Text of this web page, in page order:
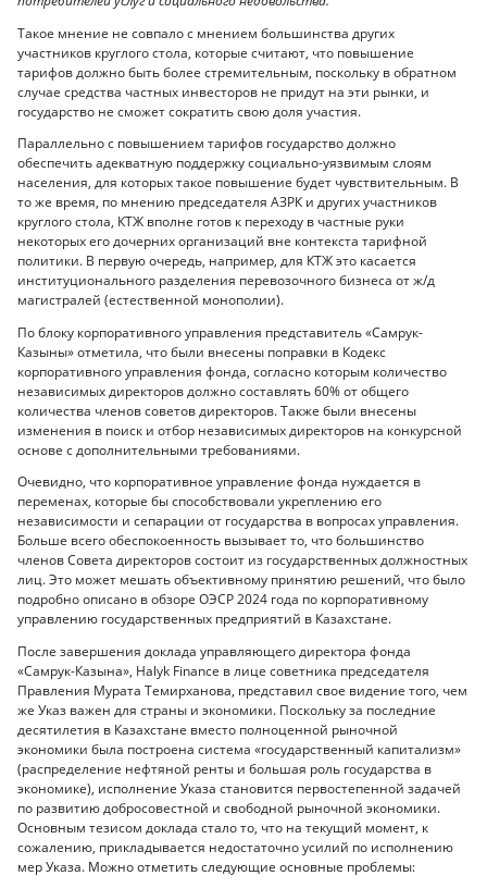
Такое мнение не совпало с мнением большинства других
участников круглого стола, которые считают, что повышение
тарифов должно быть более стремительным, поскольку в обратном
случае средства частных инвесторов не придут на эти рынки, и
государство не сможет сократить свою доля участия.
Параллельно с повышением тарифов государство должно
обеспечить адекватную поддержку социально-уязвимым слоям
населения, для которых такое повышение будет чувствительным. В
то же время, по мнению председателя АЗРК и других участников
круглого стола, КТЖ вполне готов к переходу в частные руки
некоторых его дочерних организаций вне контекста тарифной
политики. В первую очередь, например, для КТЖ это касается
институционального разделения перевозочного бизнеса от ж/д
магистралей (естественной монополии).
По блоку корпоративного управления представитель «Самрук-
Казыны» отметила, что были внесены поправки в Кодекс
корпоративного управления фонда, согласно которым количество
независимых директоров должно составлять 60% от общего
количества членов советов директоров. Также были внесены
изменения в поиск и отбор независимых директоров на конкурсной
основе с дополнительными требованиями.
Очевидно, что корпоративное управление фонда нуждается в
переменах, которые бы способствовали укреплению его
независимости и сепарации от государства в вопросах управления.
Больше всего обеспокоенность вызывает то, что большинство
членов Совета директоров состоит из государственных должностных
лиц. Это может мешать объективному принятию решений, что было
подробно описано в обзоре ОЭСР 2024 года по корпоративному
управлению государственных предприятий в Казахстане.
После завершения доклада управляющего директора фонда
«Самрук-Казына», Halyk Finance в лице советника председателя
Правления Мурата Темирханова, представил свое видение того, чем
же Указ важен для страны и экономики. Поскольку за последние
десятилетия в Казахстане вместо полноценной рыночной
экономики была построена система «государственный капитализм»
(распределение нефтяной ренты и большая роль государства в
экономике), исполнение Указа становится первостепенной задачей
по развитию добросовестной и свободной рыночной экономики.
Основным тезисом доклада стало то, что на текущий момент, к
сожалению, прикладывается недостаточно усилий по исполнению
мер Указа. Можно отметить следующие основные проблемы: